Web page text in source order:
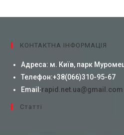
КОНТАКТНА ІНФОРМАЦІЯ
Адреса: м. Київ, парк
Телефон:+38(066)310-95-67
Email:rapid.net.ua@gmail.com
Cтатті